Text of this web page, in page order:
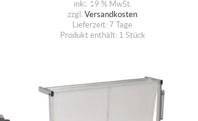
inkl. 19 % MwSt.
zzgl. Versandkosten
Lieferzeit: 7 Tage
Produkt enthält: 1 Stück